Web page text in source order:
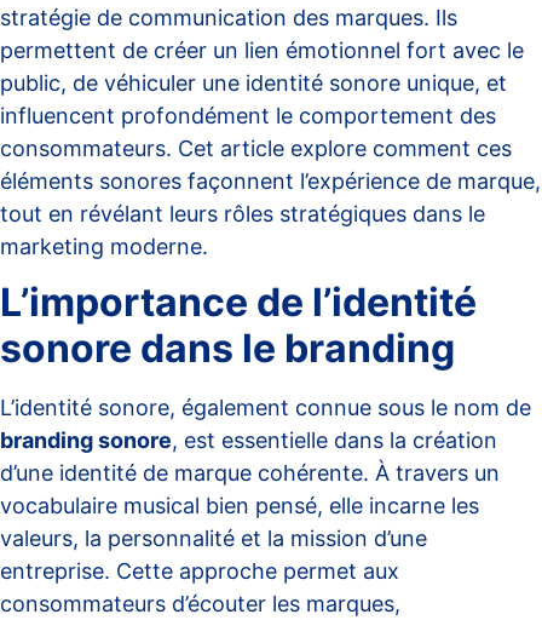
stratégie de communication des marques. Ils
permettent de créer un lien émotionnel fort avec le
public, de véhiculer une identité sonore unique, et
influencent profondément le comportement des
consommateurs. Cet article explore comment ces
éléments sonores façonnent l’expérience de marque,
tout en révélant leurs rôles stratégiques dans le
marketing moderne.
L’importance de l’identité
sonore dans le branding
L’identité sonore, également connue sous le nom de
branding sonore, est essentielle dans la création
d’une identité de marque cohérente. À travers un
vocabulaire musical bien pensé, elle incarne les
valeurs, la personnalité et la mission d’une
entreprise. Cette approche permet aux
consommateurs d’écouter les marques,